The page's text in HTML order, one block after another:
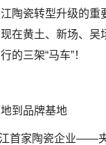
陶瓷转型升级的重
在黄土、新场、吴
的三架“马车”！
到品牌基地
首家陶瓷企业——